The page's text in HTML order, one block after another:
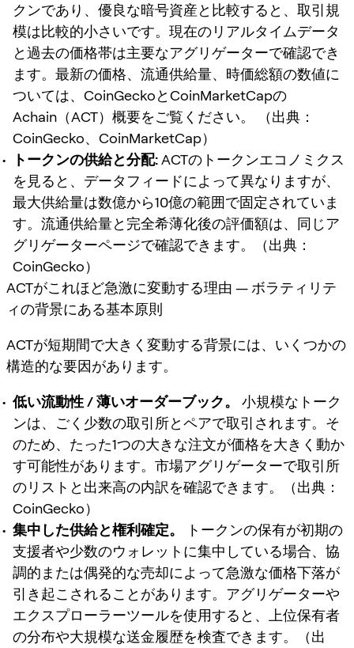
クンであり、優良な暗号資産と比較すると、取引規
模は比較的小さいです。現在のリアルタイムデータ
と過去の価格帯は主要なアグリゲーターで確認でき
ます。最新の価格、流通供給量、時価総額の数値に
ついては、CoinGeckoとCoinMarketCapの
Achain（ACT）概要をご覧ください。 （出典：
CoinGecko、CoinMarketCap）
トークンの供給と分配:ACTのトークンエコノミクス
を見ると、データフィードによって異なりますが、
最大供給量は数億から10億の範囲で固定されていま
す。流通供給量と完全希薄化後の評価額は、同じア
グリゲーターページで確認できます。（出典：
CoinGecko）
ACTがこれほど急激に変動する理由 — ボラティリテ
ィの背景にある基本原則
ACTが短期間で大きく変動する背景には、いくつかの
構造的な要因があります。
低い流動性 / 薄いオーダーブック。
小規模なトーク
ンは、ごく少数の取引所とペアで取引されます。そ
のため、たった1つの大きな注文が価格を大きく動か
す可能性があります。市場アグリゲーターで取引所
のリストと出来高の内訳を確認できます。（出典：
CoinGecko）
集中した供給と権利確定。
トークンの保有が初期の
支援者や少数のウォレットに集中している場合、協
調的または偶発的な売却によって急激な価格下落が
引き起こされることがあります。アグリゲーターや
エクスプローラーツールを使用すると、上位保有者
の分布や大規模な送金履歴を検査できます。（出